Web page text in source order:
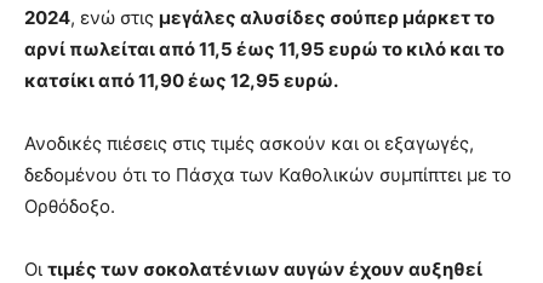
2024, ενώ στις μεγάλες αλυσίδες σούπερ μάρκετ το
αρνί πωλείται από 11,5 έως 11,95 ευρώ το κιλό και το
κατσίκι από 11,90 έως 12,95 ευρώ.
Ανοδικές πιέσεις στις τιμές ασκούν και οι εξαγωγές,
δεδομένου ότι το Πάσχα των Καθολικών συμπίπτει με το
Ορθόδοξο.
Οι τιμές των σοκολατένιων αυγών έχουν αυξηθεί